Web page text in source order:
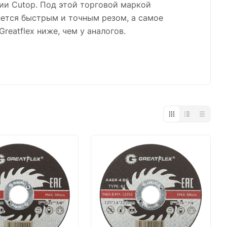
Cutop. Под этой торговой маркой
быстрым и точным резом, а самое
ниже, чем у аналогов.
промышленных областях, включая